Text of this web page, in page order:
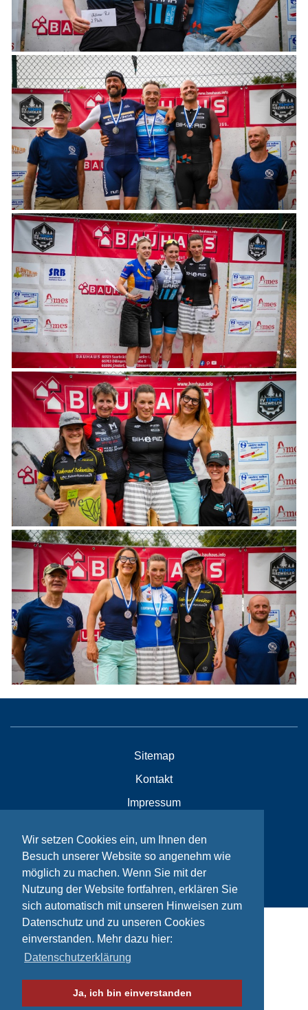
Wir setzen Cookies ein, um Ihnen den
Besuch unserer Website so angenehm wie
möglich zu machen. Wenn Sie mit der
Nutzung der Website fortfahren, erklären Sie
sich automatisch mit unseren Hinweisen zum
Datenschutz und zu unseren Cookies
einverstanden. Mehr dazu hier:
Datenschutzerklärung
Ja, ich bin einverstanden
Sitemap
Kontakt
Impressum
© Bikeaid 2026